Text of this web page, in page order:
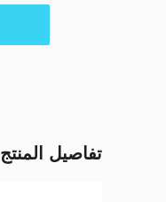
تفاصيل المنتج